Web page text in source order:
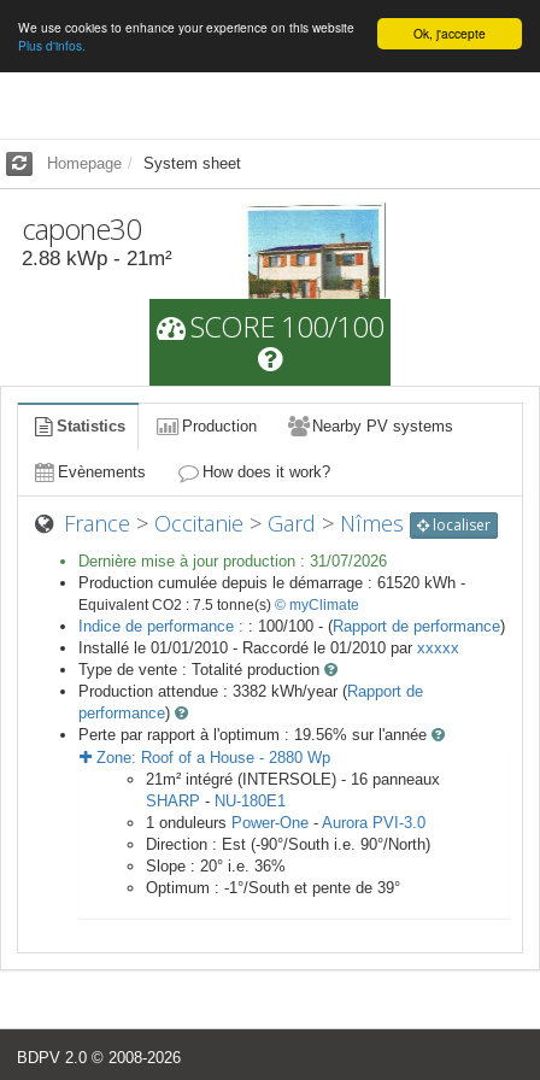
English Ok, j'accepte
We use cookies to enhance your experience on this website
Plus d'infos.
Homepage System sheet
capone30
2.88 kWp - 21m²
SCORE 100/100
Statistics Production Nearby PV systems
Evènements How does it work?
France > Occitanie > Gard > Nîmes localiser
Dernière mise à jour production : 31/07/2026
Production cumulée depuis le démarrage : 61520 kWh -
Equivalent CO2 : 7.5 tonne(s) © myClimate
Indice de performance : : 100/100 - (Rapport de performance)
Installé le 01/01/2010 - Raccordé le 01/2010 par xxxxx
Type de vente : Totalité production
Production attendue : 3382 kWh/year (Rapport de
performance)
Perte par rapport à l'optimum : 19.56% sur l'année
Zone: Roof of a House - 2880 Wp
21m² intégré (INTERSOLE) - 16 panneaux
SHARP - NU-180E1
1 onduleurs Power-One - Aurora PVI-3.0
Direction : Est (-90°/South i.e. 90°/North)
Slope : 20° i.e. 36%
Optimum : -1°/South et pente de 39°
BDPV 2.0 © 2008-2026